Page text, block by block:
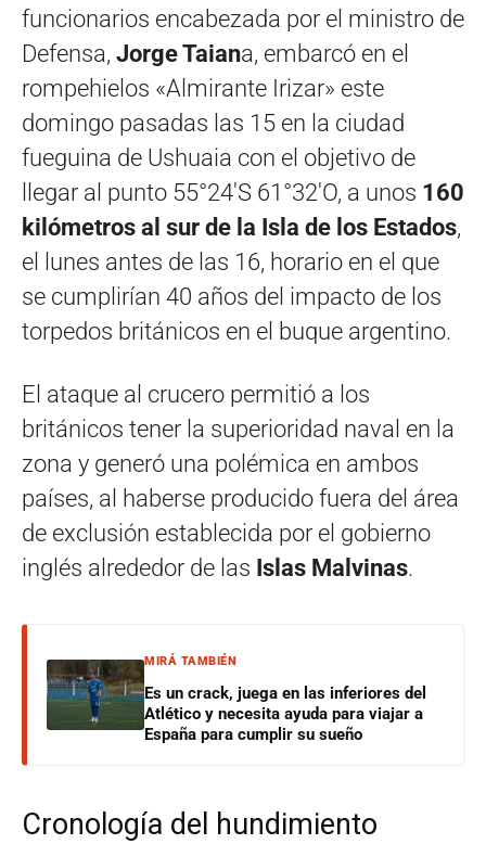
funcionarios encabezada por el ministro de
Defensa, Jorge Taiana, embarcó en el
rompehielos «Almirante Irizar» este
domingo pasadas las 15 en la ciudad
fueguina de Ushuaia con el objetivo de
llegar al punto 55°24′S 61°32′O, a unos 160
kilómetros al sur de la Isla de los Estados,
el lunes antes de las 16, horario en el que
se cumplirían 40 años del impacto de los
torpedos británicos en el buque argentino.
El ataque al crucero permitió a los
británicos tener la superioridad naval en la
zona y generó una polémica en ambos
países, al haberse producido fuera del área
de exclusión establecida por el gobierno
inglés alrededor de las Islas Malvinas.
MIRÁ TAMBIÉN
Es un crack, juega en las inferiores del
Atlético y necesita ayuda para viajar a
España para cumplir su sueño
Cronología del hundimiento